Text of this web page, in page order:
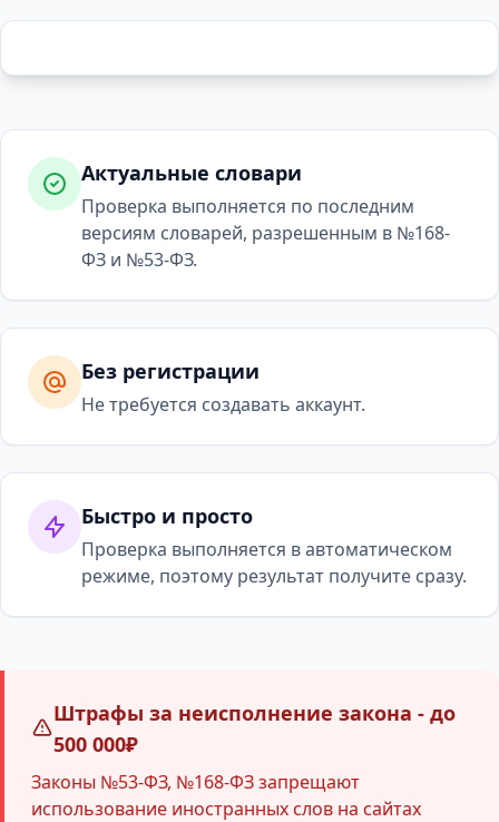
Актуальные словари
Проверка выполняется по последним
версиям словарей, разрешенным в №168-
ФЗ и №53-ФЗ.
Без регистрации
Не требуется создавать аккаунт.
Быстро и просто
Проверка выполняется в автоматическом
режиме, поэтому результат получите сразу.
Штрафы за неисполнение закона - до
500 000₽
Законы №53-ФЗ, №168-ФЗ запрещают
использование иностранных слов на сайтах